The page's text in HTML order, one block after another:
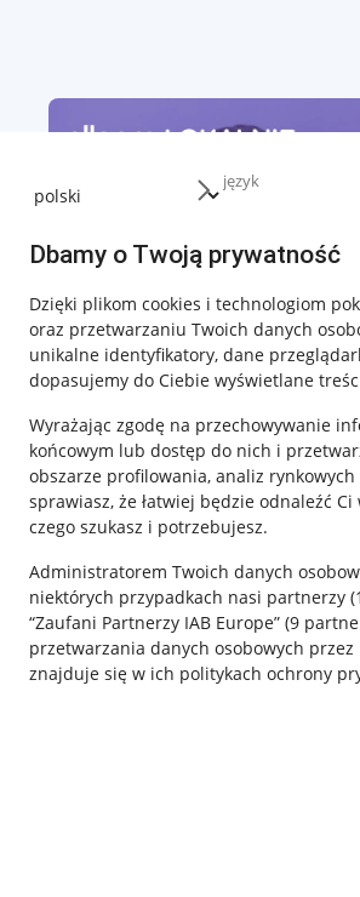
język
Dbamy o Twoją prywatność
Dzięki plikom cookies i technologiom
oraz przetwarzaniu Twoich danych
unikalne identyfikatory, dane
dopasujemy do Ciebie wyświetlane
Wyrażając zgodę na przechowywanie
końcowym lub dostęp do nich i
obszarze profilowania, analiz
sprawiasz, że łatwiej będzie odnaleźć
czego szukasz i potrzebujesz.
Administratorem Twoich danych
niektórych przypadkach nasi partnerzy (
“Zaufani Partnerzy IAB Europe” (9
przetwarzania danych osobowych
znajduje się w ich politykach ochrony
Nawigacja
Przydatne informacje
Jak to działa
Napisz do nas
Allegro Gadane dla sprzedających